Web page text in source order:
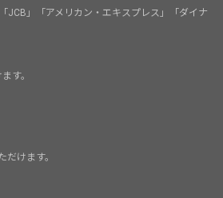
JCB」「アメリカン・エキスプレス」「ダイナ
す。
けます。